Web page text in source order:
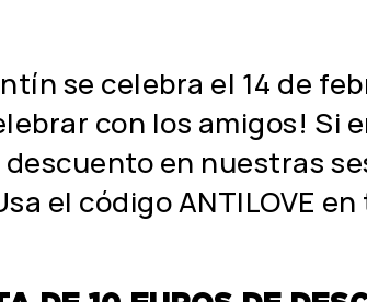
se celebra el 14 de
con los amigos! Si
en nuestras
el código ANTILOVE